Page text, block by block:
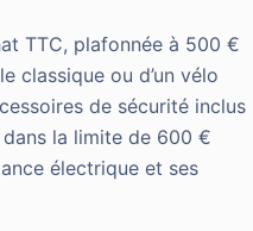
TTC, plafonnée à 500 €
classique ou d’un vélo
de sécurité inclus
dans la limite de 600 €
électrique et ses